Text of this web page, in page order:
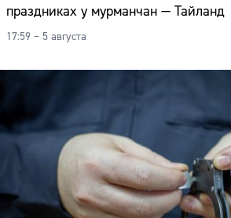
праздниках у мурманчан — Тайланд
17:59 – 5 августа